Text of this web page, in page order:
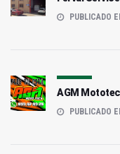
PUBLICADO
AGM
PUBLICADO